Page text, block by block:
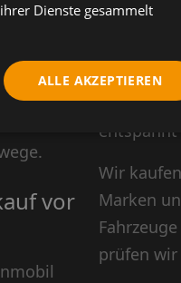
Bei
wir
vor
ohne
Wir
Marken
prüfen
Dienste gesammelt
ALLE AKZEPTIEREN